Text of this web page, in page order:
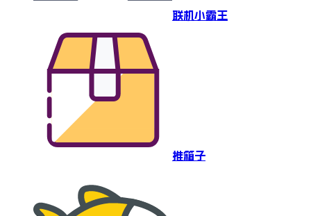
联机小霸王
推箱子